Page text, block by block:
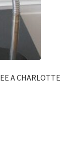
A CHARLOTTE